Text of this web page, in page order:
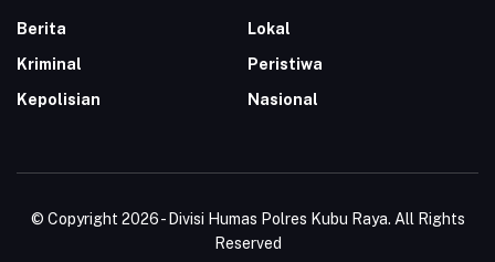
Berita
Lokal
Kriminal
Peristiwa
Kepolisian
Nasional
© Copyright 2026 - Divisi Humas Polres Kubu Raya. All Rights
Reserved